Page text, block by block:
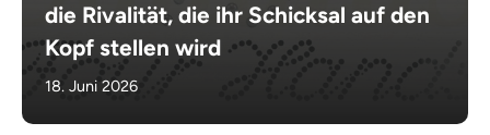
die Rivalität, die ihr Schicksal auf den
Kopf stellen wird
18. Juni 2026